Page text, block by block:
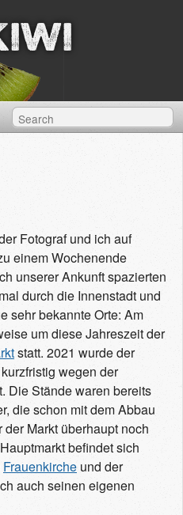
Fotograf und ich auf
einem Wochenende
unserer Ankunft spazierten
durch die Innenstadt und
sehr bekannte Orte: Am
um diese Jahreszeit der
statt. 2021 wurde der
wegen der
Die Stände waren bereits
die schon mit dem Abbau
Markt überhaupt noch
befindet sich
Frauenkirche und der
auch seinen eigenen